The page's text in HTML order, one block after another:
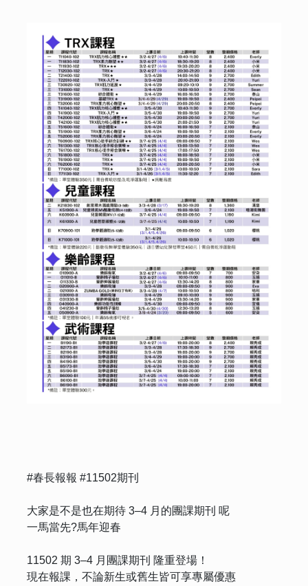
#春長報報 #11502期刊
大家是不是也在期待 3–4 月的團課期刊 呢
一馬當先?馬年迎春
11502 期 3–4 月團課期刊 隆重登場！
現在報課，不論新生或舊生皆可享專屬優惠